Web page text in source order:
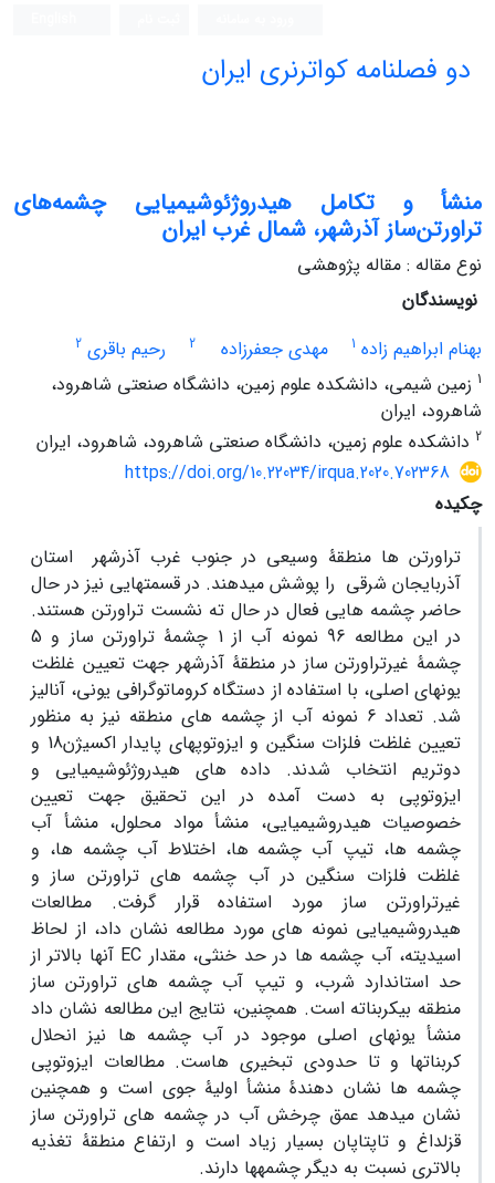
دو فصلنامه کواترنری ایران
منشأ و تکامل هیدروژئوشیمیایی چشمه‌های
تراورتن‌ساز آذرشهر، شمال غرب ایران
نوع مقاله : مقاله پژوهشی
نویسندگان
بهنام ابراهیم زاده 1 مهدی جعفرزاده 2 رحیم باقری 2
1 زمین شیمی، دانشکده علوم زمین، دانشگاه صنعتی شاهرود،
شاهرود، ایران
2 دانشکده علوم زمین، دانشگاه صنعتی شاهرود، شاهرود، ایران
https://doi.org/10.22034/irqua.2020.702368
چکیده
تراورتن ها منطقۀ وسیعی در جنوب غرب آذرشهر استان
آذربایجان شرقی را پوشش میدهند. در قسمتهایی نیز در حال
حاضر چشمه هایی فعال در حال ته نشست تراورتن هستند.
در این مطالعه 96 نمونه آب از 1 چشمۀ تراورتن ساز و 5
چشمۀ غیرتراورتن ساز در منطقۀ آذرشهر جهت تعیین غلظت
یونهای اصلی، با استفاده از دستگاه کروماتوگرافی یونی، آنالیز
شد. تعداد 6 نمونه آب از چشمه های منطقه نیز به منظور
تعیین غلظت فلزات سنگین و ایزوتوپهای پایدار اکسیژن18 و
دوتریم انتخاب شدند. داده های هیدروژئوشیمیایی و
ایزوتوپی به دست آمده در این تحقیق جهت تعیین
خصوصیات هیدروشیمیایی، منشأ مواد محلول، منشأ آب
چشمه ها، تیپ آب چشمه ها، اختلاط آب چشمه ها، و
غلظت فلزات سنگین در آب چشمه های تراورتن ساز و
غیرتراورتن ساز مورد استفاده قرار گرفت. مطالعات
هیدروشیمیایی نمونه های مورد مطالعه نشان داد، از لحاظ
اسیدیته، آب چشمه ها در حد خنثی، مقدار EC آنها بالاتر از
حد استاندارد شرب، و تیپ آب چشمه های تراورتن ساز
منطقه بیکربناته است. همچنین، نتایج این مطالعه نشان داد
منشأ یونهای اصلی موجود در آب چشمه ها نیز انحلال
کربناتها و تا حدودی تبخیری هاست. مطالعات ایزوتوپی
چشمه ها نشان دهندۀ منشأ اولیۀ جوی است و همچنین
نشان میدهد عمق چرخش آب در چشمه های تراورتن ساز
قزلداغ و تاپتاپان بسیار زیاد است و ارتفاع منطقۀ تغذیه
بالاتری نسبت به دیگر چشمهها دارند.